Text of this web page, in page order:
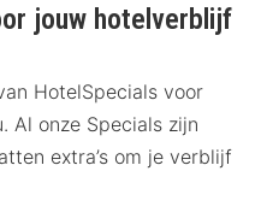
jouw hotelverblijf
HotelSpecials voor
Al onze Specials zijn
extra’s om je verblijf